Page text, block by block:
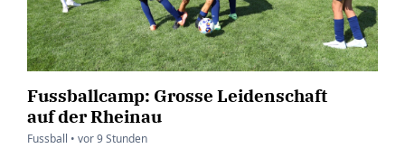
Fussballcamp: Grosse Leidenschaft
auf der Rheinau
Fussball • vor9 Stunden